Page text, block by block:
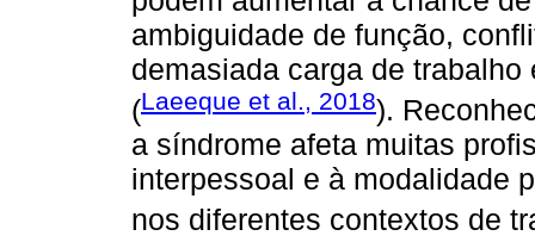
ambiguidade de função,
demasiada carga de
(Laeeque et al., 2018).
a síndrome afeta muitas
interpessoal e à modalidade
nos diferentes contextos de